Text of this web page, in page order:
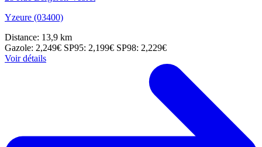
Yzeure (03400)
Distance: 13,9 km
Gazole: 2,249€ SP95: 2,199€ SP98: 2,229€
Voir détails